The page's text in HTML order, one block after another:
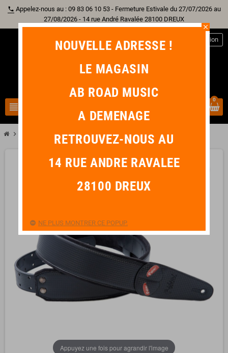
phone Appelez-nous au : 09 83 06 10 53 - Fermeture Estivale du 27/07/2026 au
27/08/2026 - 14 rue André Ravalée 28100 DREUX
view_headline
Connexion
0
chevron_right RIGHTON Sangle Carbon Black
Appuyez une fois pour agrandir l'image
close
NOUVELLE ADRESSE !
LE MAGASIN
AB ROAD MUSIC
A DEMENAGE
RETROUVEZ-NOUS AU
14 RUE ANDRE RAVALEE
28100 DREUX
NE PLUS MONTRER CE POPUP.